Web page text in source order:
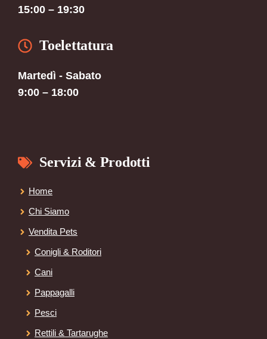
15:00 – 19:30
Toelettatura
Martedì - Sabato
9:00 – 18:00
Servizi & Prodotti
Home
Chi Siamo
Vendita Pets
Conigli & Roditori
Cani
Pappagalli
Pesci
Rettili & Tartarughe